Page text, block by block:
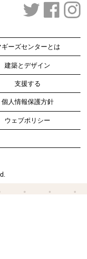
ギーズセンターとは
建築とデザイン
支援する
個人情報保護方針
ウェブポリシー